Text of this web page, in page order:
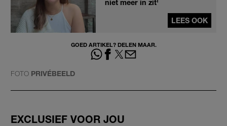
niet meer in zit'
LEES OOK
GOED ARTIKEL? DELEN MAAR.
FOTO PRIVÉBEELD
EXCLUSIEF VOOR JOU